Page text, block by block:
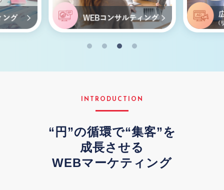
INTRODUCTION
“円”の循環で“集客”を
成長させる
WEBマーケティング